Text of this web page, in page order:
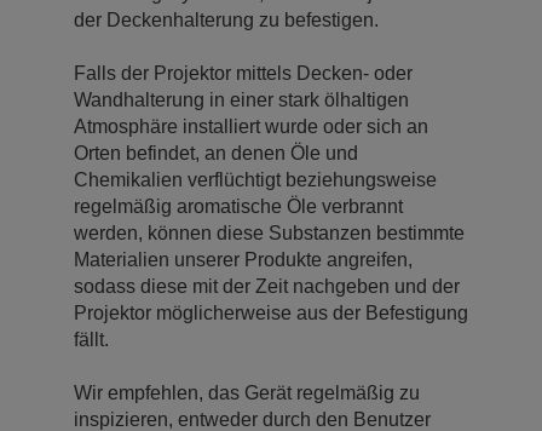
der Deckenhalterung zu befestigen.
Falls der Projektor mittels Decken- oder
Wandhalterung in einer stark ölhaltigen
Atmosphäre installiert wurde oder sich an
Orten befindet, an denen Öle und
Chemikalien verflüchtigt beziehungsweise
regelmäßig aromatische Öle verbrannt
werden, können diese Substanzen bestimmte
Materialien unserer Produkte angreifen,
sodass diese mit der Zeit nachgeben und der
Projektor möglicherweise aus der Befestigung
fällt.
Wir empfehlen, das Gerät regelmäßig zu
inspizieren, entweder durch den Benutzer